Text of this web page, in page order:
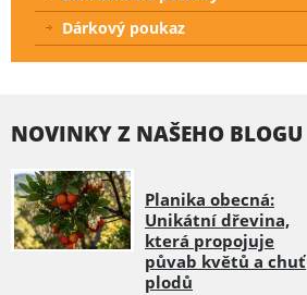
Dárkový poukaz
NOVINKY Z NAŠEHO BLOGU
Planika obecná:
Unikátní dřevina,
která propojuje
půvab květů a chuť
plodů